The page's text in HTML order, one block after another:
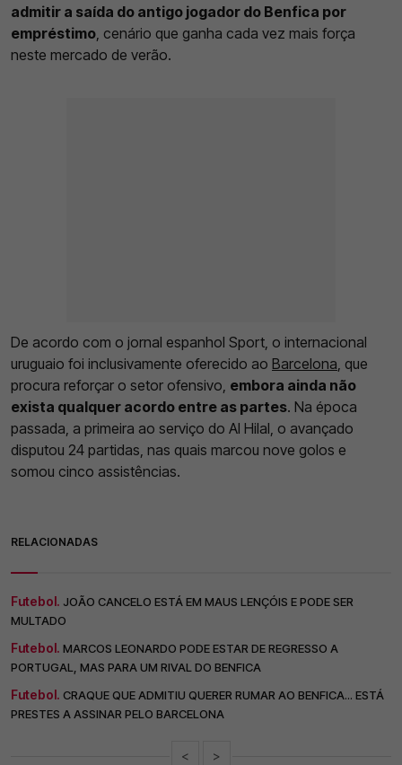
admitir a saída do antigo jogador do Benfica por
empréstimo, cenário que ganha cada vez mais força
neste mercado de verão.
De acordo com o jornal espanhol Sport, o internacional
uruguaio foi inclusivamente oferecido ao Barcelona, que
procura reforçar o setor ofensivo, embora ainda não
exista qualquer acordo entre as partes. Na época
passada, a primeira ao serviço do Al Hilal, o avançado
disputou 24 partidas, nas quais marcou nove golos e
somou cinco assistências.
RELACIONADAS
Futebol. JOÃO CANCELO ESTÁ EM MAUS LENÇÓIS E PODE SER
MULTADO
Futebol. MARCOS LEONARDO PODE ESTAR DE REGRESSO A
PORTUGAL, MAS PARA UM RIVAL DO BENFICA
Futebol. CRAQUE QUE ADMITIU QUERER RUMAR AO BENFICA... ESTÁ
PRESTES A ASSINAR PELO BARCELONA
< >